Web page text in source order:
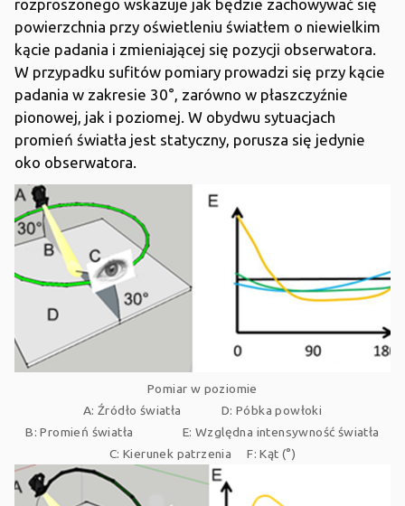
rozproszonego wskazuje jak będzie zachowywać się
powierzchnia przy oświetleniu światłem o niewielkim
kącie padania i zmieniającej się pozycji obserwatora.
W przypadku sufitów pomiary prowadzi się przy kącie
padania w zakresie 30°, zarówno w płaszczyźnie
pionowej, jak i poziomej. W obydwu sytuacjach
promień światła jest statyczny, porusza się jedynie
oko obserwatora.
Pomiar w poziomie
A: Źródło światła D: Póbka powłoki
B: Promień światła E: Względna intensywność światła
C: Kierunek patrzeniaF: Kąt (°)